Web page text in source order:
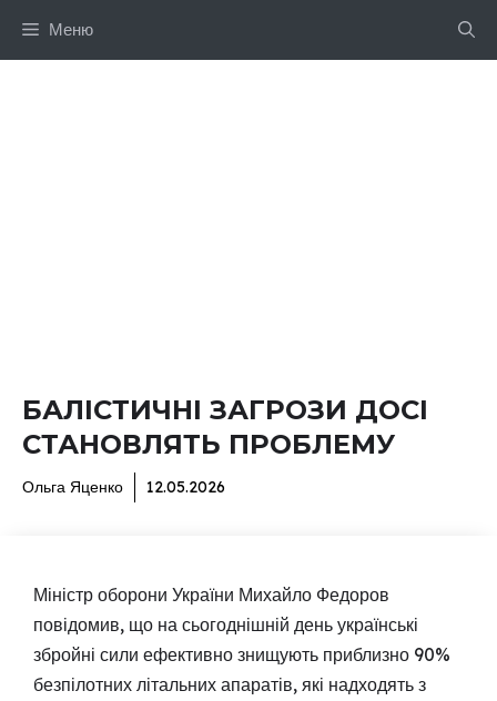
Меню
БАЛІСТИЧНІ ЗАГРОЗИ ДОСІ
СТАНОВЛЯТЬ ПРОБЛЕМУ
Ольга Яценко 12.05.2026
Міністр оборони України Михайло Федоров
повідомив, що на сьогоднішній день українські
збройні сили ефективно знищують приблизно 90%
безпілотних літальних апаратів, які надходять з